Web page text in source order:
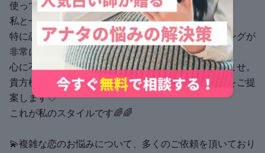
使って、
私と一緒に素敵な未来を創造して参りましょう。
特に恋愛のお悩み解消には、道筋の取り方やタイミングが
非常に重要な要素となります。
心に不安や迷いを感じたら、どうぞお声がけ下さいませ。
貴方様のお悩みに徹底的に寄り添い、より良い選択をご提
案します♡
これが私のスタイルです🌈🌈
💫複雑な恋のお悩みについて、多くのご依頼を頂いており